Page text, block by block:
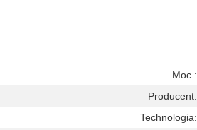
Moc :
Producent:
Technologia: